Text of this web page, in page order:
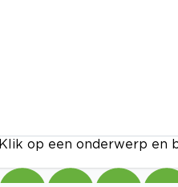
Klik op een onderwerp en